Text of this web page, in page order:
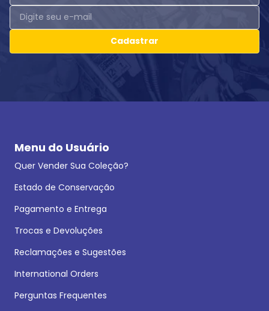
Cadastrar
Menu do Usuário
Quer Vender Sua Coleção?
Estado de Conservação
Pagamento e Entrega
Trocas e Devoluções
Reclamações e Sugestões
International Orders
Perguntas Frequentes